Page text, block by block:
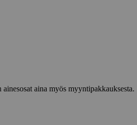
aina myös myyntipakkauksesta.